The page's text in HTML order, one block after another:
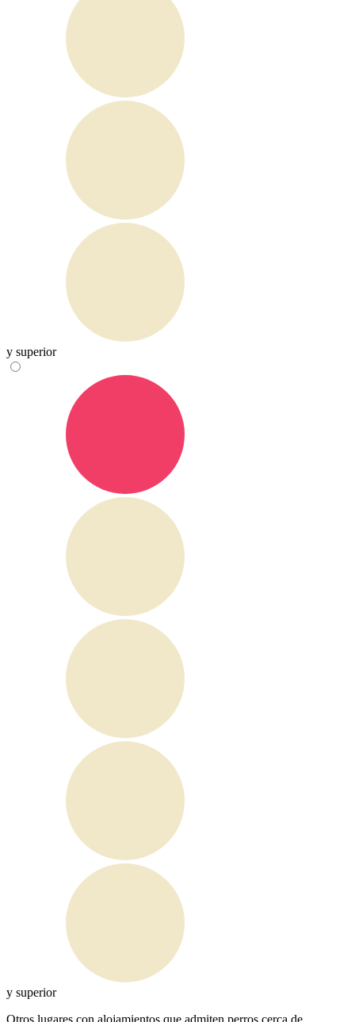
y superior
y superior
Otros lugares con alojamientos que admiten perros cerca de